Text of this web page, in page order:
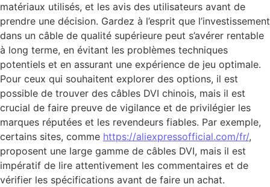
matériaux utilisés, et les avis des utilisateurs avant de
prendre une décision. Gardez à l’esprit que l’investissement
dans un câble de qualité supérieure peut s’avérer rentable
à long terme, en évitant les problèmes techniques
potentiels et en assurant une expérience de jeu optimale.
Pour ceux qui souhaitent explorer des options, il est
possible de trouver des câbles DVI chinois, mais il est
crucial de faire preuve de vigilance et de privilégier les
marques réputées et les revendeurs fiables. Par exemple,
certains sites, comme https://aliexpressofficial.com/fr/,
proposent une large gamme de câbles DVI, mais il est
impératif de lire attentivement les commentaires et de
vérifier les spécifications avant de faire un achat.